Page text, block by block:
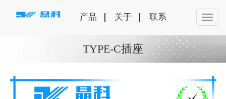
产品 关于 联系
TYPE-C插座